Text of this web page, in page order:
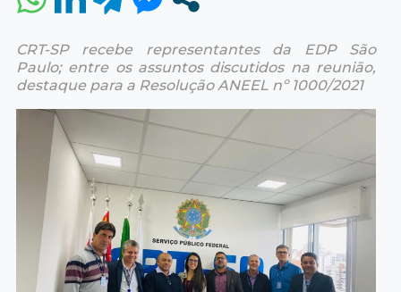
CRT-SP recebe representantes da EDP São
Paulo; entre os assuntos discutidos na reunião,
destaque para a Resolução ANEEL nº 1000/2021